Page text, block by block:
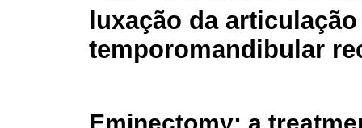
luxação da articulação
temporomandibular
Eminectomy: a